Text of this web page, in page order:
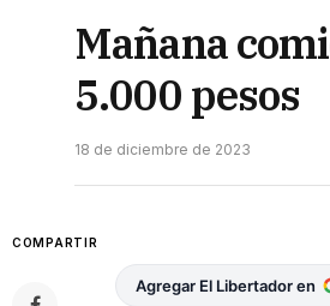
Mañana
5.000 pesos
18 de diciembre de 2023
COMPARTIR
Agregar El Libertador en